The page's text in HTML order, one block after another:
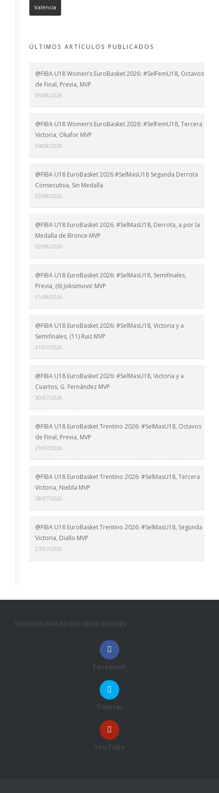
València
ÚLTIMOS ARTÍCULOS PUBLICADOS
@FIBA U18 Women’s EuroBasket 2026: #SelFemU18, Octavos
de Final, Previa, MVP
05/08/2026
@FIBA U18 Women’s EuroBasket 2026: #SelFemU18, Tercera
Victoria, Okafor MVP
04/08/2026
@FIBA U18 EuroBasket 2026 #SelMasU18 Segunda Derrota
Consecutiva, Sin Medalla
03/08/2026
@FIBA U18 EuroBasket 2026: #SelMasU18, Derrota, a por la
Medalla de Bronce MVP
02/08/2026
@FIBA U18 EuroBasket 2026: #SelMasU18, Semifinales,
Previa, (6) Joksimović MVP
01/08/2026
@FIBA U18 EuroBasket 2026: #SelMasU18, Victoria y a
Semifinales, (11) Ruiz MVP
31/07/2026
@FIBA U18 EuroBasket 2026: #SelMasU18, Victoria y a
Cuartos, G. Fernández MVP
30/07/2026
@FIBA U18 EuroBasket Trentino 2026: #SelMasU18, Octavos
de Final, Previa, MVP
29/07/2026
@FIBA U18 EuroBasket Trentino 2026: #SelMasU18, Tercera
Victoria, Niebla MVP
28/07/2026
@FIBA U18 EuroBasket Trentino 2026: #SelMasU18, Segunda
Victoria, Diallo MVP
27/07/2026
SÍGUENOS EN NUESTRAS REDES SOCIALES:
Facebook
Twitter
YouTube